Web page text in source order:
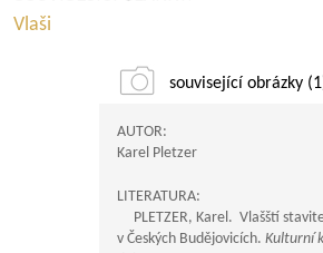
Vlaši
související obrázky
AUTOR:
Karel Pletzer
LITERATURA:
PLETZER, Karel. Vlašští
v Českých Budějovicích. Kulturní